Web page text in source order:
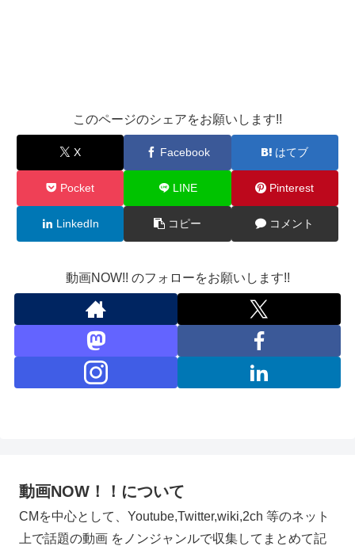
このページのシェアをお願いします!!
X Facebook はてブ
Pocket LINE Pinterest
LinkedIn コピー コメント
動画NOW!! のフォローをお願いします!!
動画NOW！！について
CMを中心として、Youtube,Twitter,wiki,2ch 等のネット
上で話題の動画 をノンジャンルで収集してまとめて記